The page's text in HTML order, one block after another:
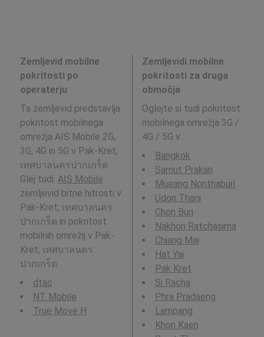
Zemljevid mobilne
pokritosti po
operaterju
Ta zemljevid predstavlja
pokritost mobilnega
omrežja AIS Mobile 2G,
3G, 4G in 5G v Pak-Kret,
เทศบาลนครปากเกร็ด.
Glej tudi: AIS Mobile
zemljevid bitne hitrosti v
Pak-Kret, เทศบาลนคร
ปากเกร็ด in pokritost
mobilnih omrežij v Pak-
Kret, เทศบาลนคร
ปากเกร็ด.
dtac
NT Mobile
True Move H
Zemljevidi mobilne
pokritosti za druga
območja
Oglejte si tudi pokritost
mobilnega omrežja 3G /
4G / 5G v :
Bangkok
Samut Prakan
Mueang Nonthaburi
Udon Thani
Chon Buri
Nakhon Ratchasima
Chiang Mai
Hat Yai
Pak Kret
Si Racha
Phra Pradaeng
Lampang
Khon Kaen